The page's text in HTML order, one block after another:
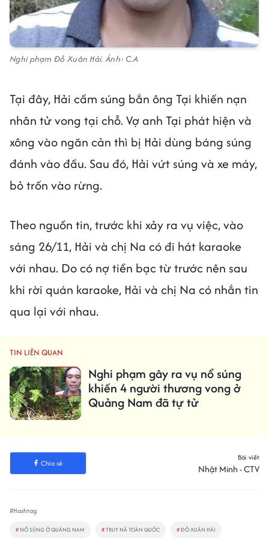
Nghi phạm Đỗ Xuân Hải. Ảnh: C.A
Tại đây, Hải cầm súng bắn ông Tại khiến nạn
nhân tử vong tại chỗ. Vợ anh Tại phát hiện và
xông vào ngăn cản thì bị Hải dùng báng súng
đánh vào đầu. Sau đó, Hải vứt súng và xe máy,
bỏ trốn vào rừng.
Theo nguồn tin, trước khi xảy ra vụ việc, vào
sáng 26/11, Hải và chị Na có đi hát karaoke
với nhau. Do có nợ tiền bạc từ trước nên sau
khi rời quán karaoke, Hải và chị Na có nhắn tin
qua lại với nhau.
TIN LIÊN QUAN
Nghi phạm gây ra vụ nổ súng
khiến 4 người thương vong ở
Quảng Nam đã tự tử
Chia sẻ
Bài viết
Nhật Minh - CTV
#Hashtag
# NỔ SÚNG Ở QUẢNG NAM #TRUY NÃ TOÀN QUỐC #ĐỖ XUÂN HẢI